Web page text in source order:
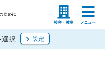
校舎・教室 メニュー
高等学校の先生
選択 設定